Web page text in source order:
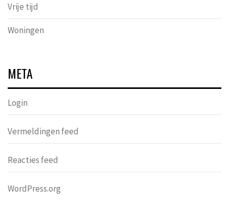
Vrije tijd
Woningen
META
Login
Vermeldingen feed
Reacties feed
WordPress.org